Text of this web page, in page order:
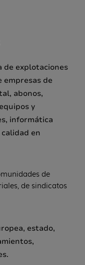
de explotaciones
empresas de
abonos,
y
informática
en
de
de sindicatos
estado,